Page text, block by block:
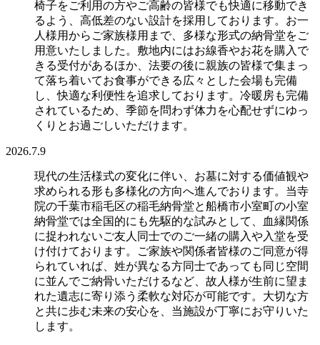
椅子をご利用の方やご高齢の皆様でも快適に移動でき
るよう、高低差のない設計を採用しております。お一
人様用からご家族様用まで、多様な形式の納骨堂をご
用意いたしました。敷地内にはお線香やお花を購入で
きる受付があるほか、法要の後に親族の皆様で集まっ
て落ち着いてお食事ができる広々とした会場も完備
し、快適な利便性を追求しております。冷暖房も完備
されているため、季節を問わず体力を心配せずにゆっ
くりとお過ごしいただけます。
2026.7.9
現代の生活様式の変化に伴い、お墓に対する価値観や
求められる形も多様化の方向へ進んでおります。当寺
院の千葉市稲毛区の稲毛納骨堂と船橋市小室町の小室
納骨堂では全国的にも先駆的な試みとして、血縁関係
に捉われないご友人同士でのご一緒の購入や入堂を受
け付けております。ご家族や関係者皆様のご同意が得
られていれば、姓が異なる方同士であっても同じ空間
に並んでご納骨いただけるなど、故人様が生前に望ま
れた遺志に寄り添う柔軟な対応が可能です。大切な方
と共に歩む未来の安心を、当施設が丁寧にお守りいた
します。